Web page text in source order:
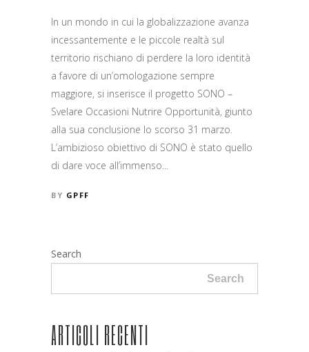
In un mondo in cui la globalizzazione avanza
incessantemente e le piccole realtà sul
territorio rischiano di perdere la loro identità
a favore di un’omologazione sempre
maggiore, si inserisce il progetto SONO –
Svelare Occasioni Nutrire Opportunità, giunto
alla sua conclusione lo scorso 31 marzo.
L’ambizioso obiettivo di SONO è stato quello
di dare voce all’immenso...
BY GPFF
Search
Search
ARTICOLI RECENTI